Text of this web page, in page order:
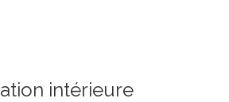
intérieure